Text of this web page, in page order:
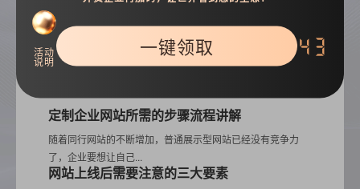
热门推荐
定制企业网站所需的步骤流程讲解
随着同行网站的不断增加，普通展示型网站已经没有竞争力
了，企业要想让自己...
网站上线后需要注意的三大要素
活动
说明
一键领取 42